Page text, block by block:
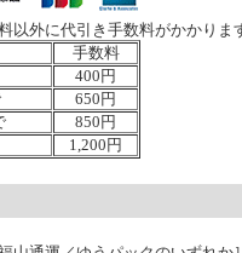
以外に代引き手数料がかかりま
手数料
400円
650円
850円
1,200円